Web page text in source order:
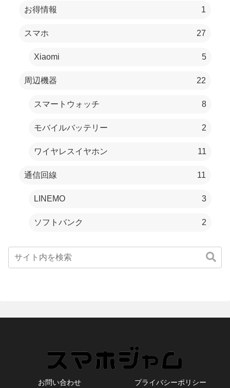
お得情報 1
スマホ 27
Xiaomi 5
周辺機器 22
スマートウォッチ 8
モバイルバッテリー 2
ワイヤレスイヤホン 11
通信回線 11
LINEMO 3
ソフトバンク 2
お問い合わせ プライバシーポリシー